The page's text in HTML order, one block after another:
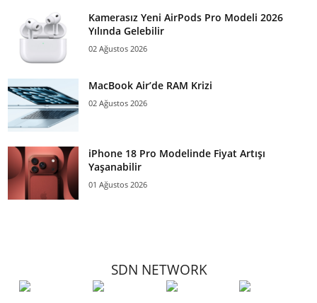
Kamerasız Yeni AirPods Pro Modeli 2026
Yılında Gelebilir
02 Ağustos 2026
MacBook Air’de RAM Krizi
02 Ağustos 2026
iPhone 18 Pro Modelinde Fiyat Artışı
Yaşanabilir
01 Ağustos 2026
SDN NETWORK